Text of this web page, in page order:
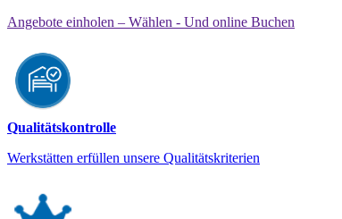
Angebote einholen – Wählen - Und online Buchen
Qualitätskontrolle
Werkstätten erfüllen unsere Qualitätskriterien